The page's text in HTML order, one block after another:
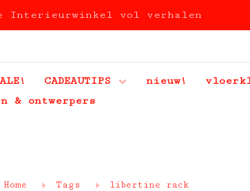
Interieurwinkel vol verhalen
CADEAUTIPS nieuw!
& ontwerpers
Home Tags libertine rack